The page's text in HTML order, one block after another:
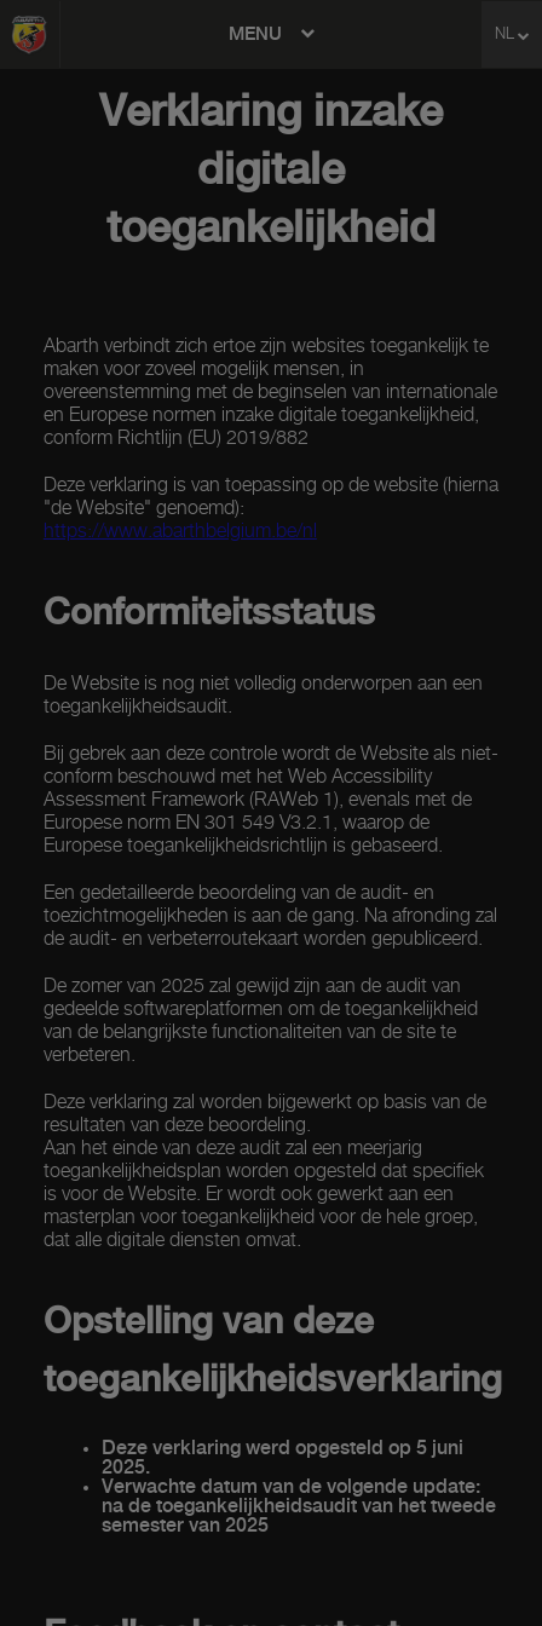
MENU NL
Verklaring inzake
digitale
toegankelijkheid
Abarth verbindt zich ertoe zijn websites toegankelijk te
maken voor zoveel mogelijk mensen, in
overeenstemming met de beginselen van internationale
en Europese normen inzake digitale toegankelijkheid,
conform Richtlijn (EU) 2019/882
Deze verklaring is van toepassing op de website (hierna
"de Website" genoemd):
https://www.abarthbelgium.be/nl
Conformiteitsstatus
De Website is nog niet volledig onderworpen aan een
toegankelijkheidsaudit.
Bij gebrek aan deze controle wordt de Website als niet-
conform beschouwd met het Web Accessibility
Assessment Framework (RAWeb 1), evenals met de
Europese norm EN 301 549 V3.2.1, waarop de
Europese toegankelijkheidsrichtlijn is gebaseerd.
Een gedetailleerde beoordeling van de audit- en
toezichtmogelijkheden is aan de gang. Na afronding zal
de audit- en verbeterroutekaart worden gepubliceerd.
De zomer van 2025 zal gewijd zijn aan de audit van
gedeelde softwareplatformen om de toegankelijkheid
van de belangrijkste functionaliteiten van de site te
verbeteren.
Deze verklaring zal worden bijgewerkt op basis van de
resultaten van deze beoordeling.
Aan het einde van deze audit zal een meerjarig
toegankelijkheidsplan worden opgesteld dat specifiek
is voor de Website. Er wordt ook gewerkt aan een
masterplan voor toegankelijkheid voor de hele groep,
dat alle digitale diensten omvat.
Opstelling van deze
toegankelijkheidsverklaring
Deze verklaring werd opgesteld op 5 juni
2025.
Verwachte datum van de volgende update:
na de toegankelijkheidsaudit van het tweede
semester van 2025